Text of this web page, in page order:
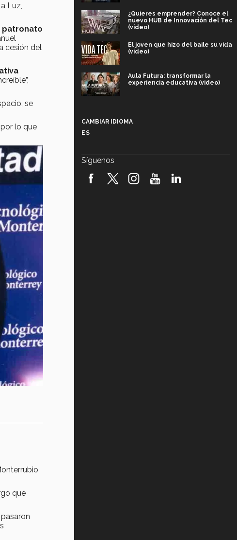
Luz,
patronato
cesión del
se
por lo que
que
¿Quieres emprender? Conoce el
nuevo HUB de Innovación del Tec
(video)
El joven que hizo del baile su vida
(video)
Aula Futura: transformar la
experiencia educativa (video)
robótica FIRST 2026! (video)
CAMBIAR IDIOMA
ES
Síguenos